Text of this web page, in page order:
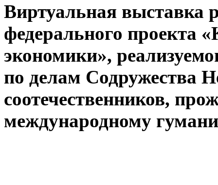
Виртуальная выставка
федерального проекта
экономики»,
по делам Содружества
соотечественников,
международному